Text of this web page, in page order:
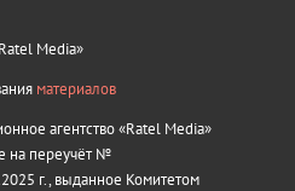
Media»
материалов
агентство «Ratel Media»
на переучёт №
г., выданное Комитетом